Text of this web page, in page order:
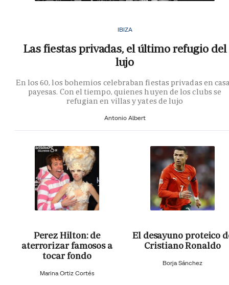
IBIZA
Las fiestas privadas, el último refugio del
lujo
En los 60, los bohemios celebraban fiestas privadas en
payesas. Con el tiempo, quienes huyen de los clubs se
refugian en villas y yates de lujo
Antonio Albert
Perez Hilton: de
aterrorizar famosos a
tocar fondo
Marina Ortiz Cortés
El desayuno proteico
Cristiano Ronaldo
Borja Sánchez